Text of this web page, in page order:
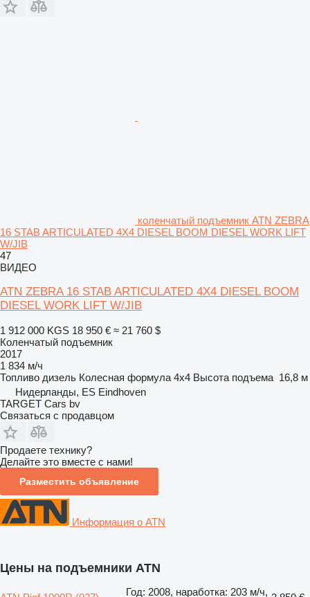
коленчатый подъемник ATN ZEBRA
16 STAB ARTICULATED 4X4 DIESEL BOOM DIESEL WORK LIFT
W/JIB
47
ВИДЕО
ATN ZEBRA 16 STAB ARTICULATED 4X4 DIESEL BOOM
DIESEL WORK LIFT W/JIB
1 912 000 KGS 18 950 € ≈ 21 760 $
Коленчатый подъемник
2017
1 834 м/ч
Топливо дизель Колесная формула 4x4 Высота подъема 16,8 м
Нидерланды, ES Eindhoven
TARGET Cars bv
Связаться с продавцом
Продаете технику?
Делайте это вместе с нами!
Разместить объявление
Информация о ATN
Цены на подъемники ATN
Год: 2008, наработка: 203 м/ч,